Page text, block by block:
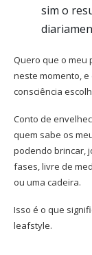
sim o
Quero que o meu
neste momento,
consciência
Conto de
quem sabe os
podendo brincar,
fases, livre de
ou uma cadeira.
Isso é o que
leafstyle.